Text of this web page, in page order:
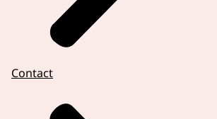
Contact